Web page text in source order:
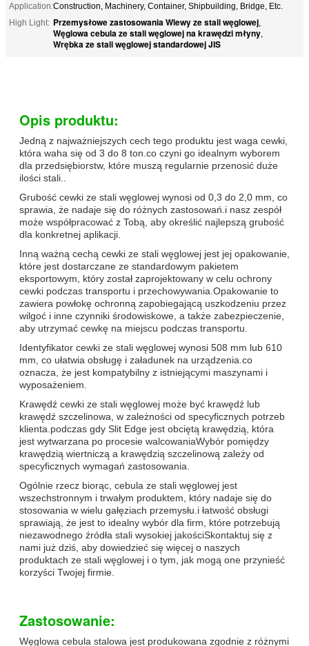
Application:Construction, Machinery, Container, Shipbuilding, Bridge, Etc.
High Light: Przemysłowe zastosowania Wlewy ze stali węglowej,
Węglowa cebula ze stali węglowej na krawędzi młyny,
Wrębka ze stali węglowej standardowej JIS
Opis produktu:
Jedną z najważniejszych cech tego produktu jest waga cewki,
która waha się od 3 do 8 ton.co czyni go idealnym wyborem
dla przedsiębiorstw, które muszą regularnie przenosić duże
ilości stali..
Grubość cewki ze stali węglowej wynosi od 0,3 do 2,0 mm, co
sprawia, że nadaje się do różnych zastosowań.i nasz zespół
może współpracować z Tobą, aby określić najlepszą grubość
dla konkretnej aplikacji.
Inną ważną cechą cewki ze stali węglowej jest jej opakowanie,
które jest dostarczane ze standardowym pakietem
eksportowym, który został zaprojektowany w celu ochrony
cewki podczas transportu i przechowywania.Opakowanie to
zawiera powłokę ochronną zapobiegającą uszkodzeniu przez
wilgoć i inne czynniki środowiskowe, a także zabezpieczenie,
aby utrzymać cewkę na miejscu podczas transportu.
Identyfikator cewki ze stali węglowej wynosi 508 mm lub 610
mm, co ułatwia obsługę i załadunek na urządzenia.co
oznacza, że jest kompatybilny z istniejącymi maszynami i
wyposażeniem.
Krawędź cewki ze stali węglowej może być krawędź lub
krawędź szczelinowa, w zależności od specyficznych potrzeb
klienta.podczas gdy Slit Edge jest obciętą krawędzią, która
jest wytwarzana po procesie walcowaniaWybór pomiędzy
krawędzią wiertniczą a krawędzią szczelinową zależy od
specyficznych wymagań zastosowania.
Ogólnie rzecz biorąc, cebula ze stali węglowej jest
wszechstronnym i trwałym produktem, który nadaje się do
stosowania w wielu gałęziach przemysłu.i łatwość obsługi
sprawiają, że jest to idealny wybór dla firm, które potrzebują
niezawodnego źródła stali wysokiej jakościSkontaktuj się z
nami już dziś, aby dowiedzieć się więcej o naszych
produktach ze stali węglowej i o tym, jak mogą one przynieść
korzyści Twojej firmie.
Zastosowanie:
Węglowa cebula stalowa jest produkowana zgodnie z różnymi